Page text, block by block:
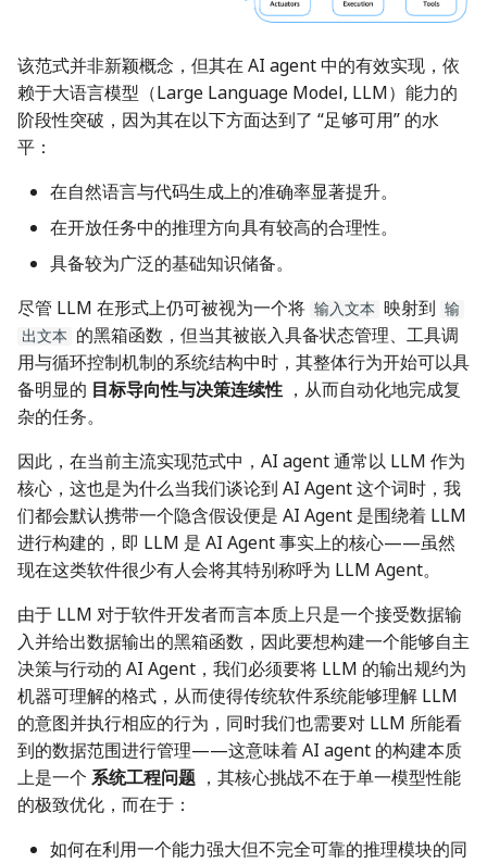
该范式并非新颖概念，但其在 AI agent 中的有效实现，依
赖于大语言模型（Large Language Model, LLM）能力的
阶段性突破，因为其在以下方面达到了 “足够可用” 的水
平：
在自然语言与代码生成上的准确率显著提升。
在开放任务中的推理方向具有较高的合理性。
具备较为广泛的基础知识储备。
尽管 LLM 在形式上仍可被视为一个将 输入文本 映射到 输
出文本 的黑箱函数，但当其被嵌入具备状态管理、工具调
用与循环控制机制的系统结构中时，其整体行为开始可以具
备明显的 目标导向性与决策连续性 ，从而自动化地完成复
杂的任务。
因此，在当前主流实现范式中，AI agent 通常以 LLM 作为
核心，这也是为什么当我们谈论到 AI Agent 这个词时，我
们都会默认携带一个隐含假设便是 AI Agent 是围绕着 LLM
进行构建的，即 LLM 是 AI Agent 事实上的核心——虽然
现在这类软件很少有人会将其特别称呼为 LLM Agent。
由于 LLM 对于软件开发者而言本质上只是一个接受数据输
入并给出数据输出的黑箱函数，因此要想构建一个能够自主
决策与行动的 AI Agent，我们必须要将 LLM 的输出规约为
机器可理解的格式，从而使得传统软件系统能够理解 LLM
的意图并执行相应的行为，同时我们也需要对 LLM 所能看
到的数据范围进行管理——这意味着 AI agent 的构建本质
上是一个 系统工程问题 ，其核心挑战不在于单一模型性能
的极致优化，而在于：
如何在利用一个能力强大但不完全可靠的推理模块的同